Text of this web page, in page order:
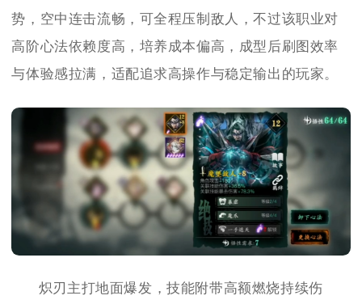
势，空中连击流畅，可全程压制敌人，不过该职业对
高阶心法依赖度高，培养成本偏高，成型后刷图效率
与体验感拉满，适配追求高操作与稳定输出的玩家。
炽刃主打地面爆发，技能附带高额燃烧持续伤